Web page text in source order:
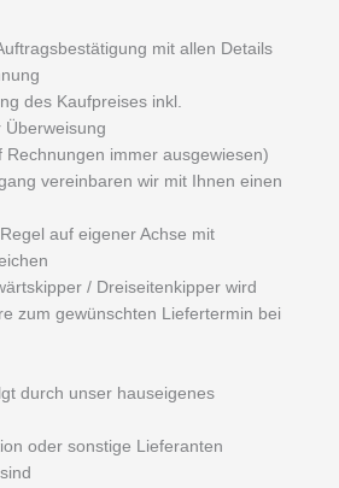
mit allen Details
des Kaufpreises inkl.
Überweisung
Rechnungen immer ausgewiesen)
vereinbaren wir mit Ihnen einen
auf eigener Achse mit
/ Dreiseitenkipper wird
zum gewünschten Liefertermin bei
durch unser hauseigenes
oder sonstige Lieferanten